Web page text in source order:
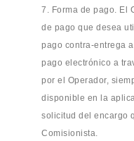
7. Forma de pago. El
de pago que desea
pago contra-entrega
pago electrónico a
por el Operador,
disponible en la
solicitud del encargo
Comisionista.